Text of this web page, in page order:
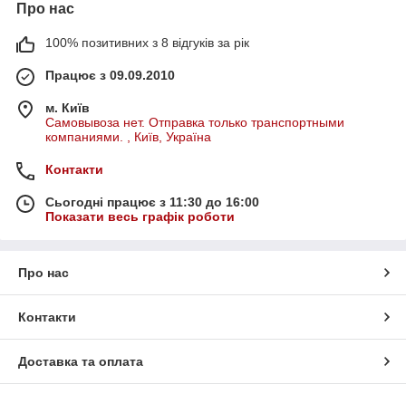
Про нас
100% позитивних з 8 відгуків за рік
Працює з 09.09.2010
м. Київ
Самовывоза нет. Отправка только транспортными
компаниями. , Київ, Україна
Контакти
Сьогодні працює з 11:30 до 16:00
Показати весь графік роботи
Про нас
Контакти
Доставка та оплата